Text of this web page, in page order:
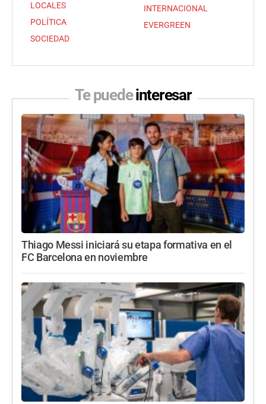
LOCALES
POLÍTICA
SOCIEDAD
INTERNACIONAL
EVERGREEN
Te puedeinteresar
Thiago Messi iniciará su etapa formativa en el
FC Barcelona en noviembre